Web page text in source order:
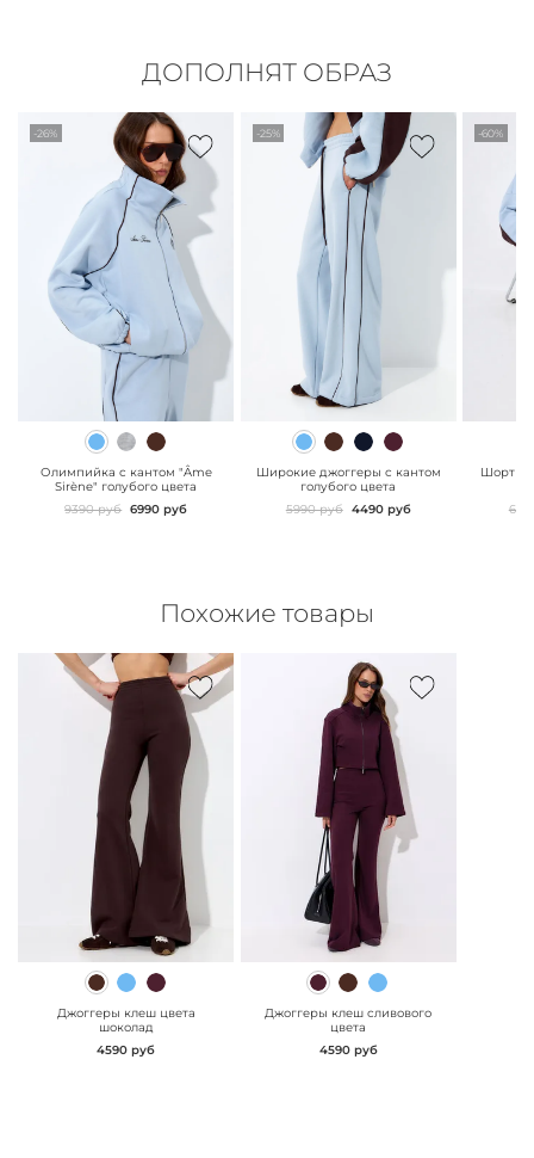
ДОПОЛНЯТ ОБРАЗ
-26%
" class="js-prevent-
images">
Олимпийка с кантом "Âme
Sirène" голубого цвета
9390 руб 6990 руб
-25%
" class="js-prevent-
images">
Широкие джоггеры с кантом
голубого цвета
5990 руб 4490 руб
-60%
Шорты
Похожие товары
" class="js-prevent-
images">
Джоггеры клеш цвета
шоколад
4590 руб
" class="js-prevent-
images">
Джоггеры клеш сливового
цвета
4590 руб